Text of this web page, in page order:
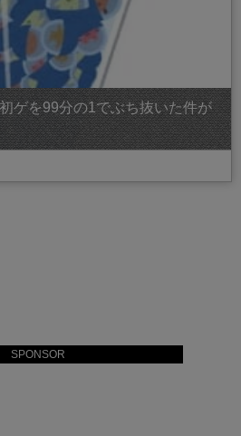
SPONSOR
ゲを99分の1でぶち抜いた件が